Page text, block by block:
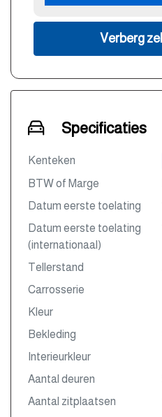
Verberg
Specificaties
Kenteken
BTW of Marge
Datum eerste toelating
Datum eerste toelating
(internationaal)
Tellerstand
Carrosserie
Kleur
Bekleding
Interieurkleur
Aantal deuren
Aantal zitplaatsen